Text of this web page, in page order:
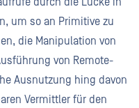
um so an Primitive zu
die Manipulation von
von Remote-
Ausnutzung hing davon
Vermittler für den